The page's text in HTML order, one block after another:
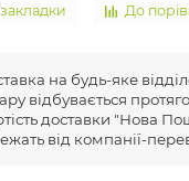
До
на будь-яке
відбувається
доставки "Нова
від компанії-